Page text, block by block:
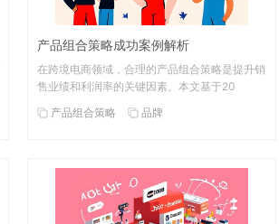
产品组合策略成功案例解析
在跨境电商领域，合理的产品组合策略是提升销
售业绩和利润率的关键因素。本文基于20
产品组合策略
品牌